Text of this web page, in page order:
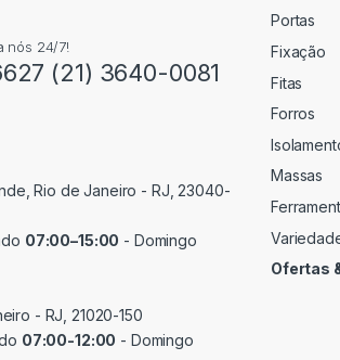
nós 24/7!
(21) 3640-0081
Rio de Janeiro - RJ, 23040-
07:00–15:00 - Domingo
- RJ, 21020-150
07:00-12:00 - Domingo
Portas
Fixação
Fitas
Forros
Massas
Ofertas